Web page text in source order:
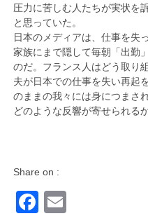
圧力に苦しむ人たちが実状を
と思っていた。
日本のメディアは、仕事を失
家族にまで隠して毎朝「出勤
のだ。フランス人はどう取り
夫が日本での仕事を失い再起
のままの我々には身につまさ
どのような反響が寄せられる
Share on :
Facebook